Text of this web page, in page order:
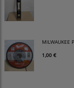
1,00 €